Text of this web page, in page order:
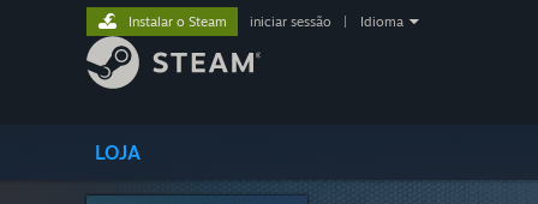
LOJA
Instalar o Steam iniciar sessão Idioma